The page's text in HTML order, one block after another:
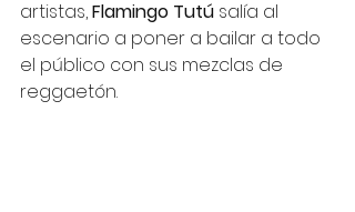
artistas, Flamingo Tutú salía al
escenario a poner a bailar a todo
el público con sus mezclas de
reggaetón.